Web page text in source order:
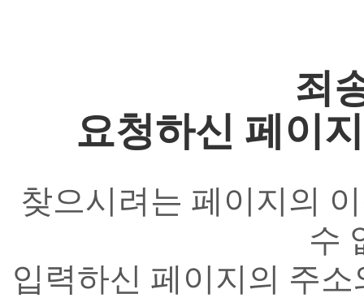
죄
요청하신 페이
찾으시려는 페이지의
수
입력하신 페이지의 주